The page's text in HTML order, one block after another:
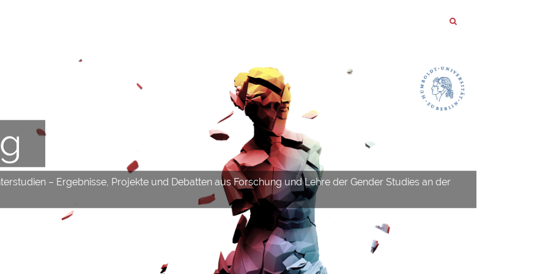
– Ergebnisse, Projekte und Debatten aus Forschung und Lehre der Gender Studies an der